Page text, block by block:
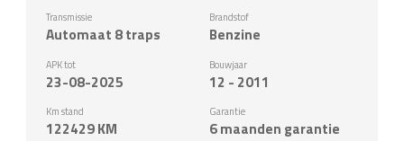
Transmissie
Automaat 8 traps
Brandstof
Benzine
APK tot
23-08-2025
Bouwjaar
12 - 2011
Km stand
122429KM
Garantie
6 maanden garantie